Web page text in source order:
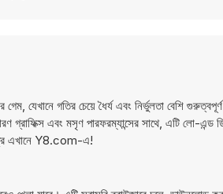
যেখানে গতির চেয়ে ধৈর্য এবং নির্ভুলতা বেশি
গ্রাফিক্স এবং মসৃণ পারফরম্যান্সের সাথে, এটি লো-
এখানে Y8.com-এ!